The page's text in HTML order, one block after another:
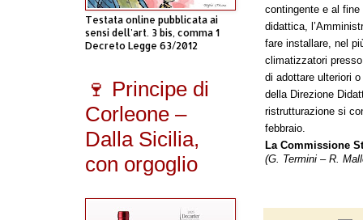
contingente e al
didattica,
fare installare, nel
climatizzatori
di adottare ulteriori
della Direzione
ristrutturazione si
febbraio.
La Commissione
(G. Termini – R.
Testata online pubblicata ai
sensi dell'art. 3 bis, comma 1
Decreto Legge 63/2012
🍷 Principe di
Corleone –
Dalla Sicilia,
con orgoglio